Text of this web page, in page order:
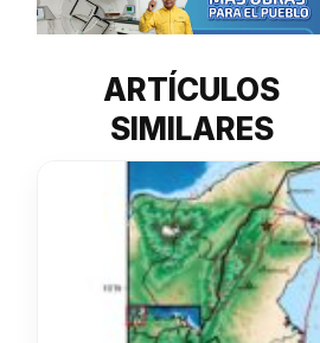
ARTÍCULOS
SIMILARES